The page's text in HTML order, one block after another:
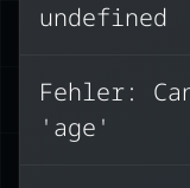
undefined
Fehler:
'age'